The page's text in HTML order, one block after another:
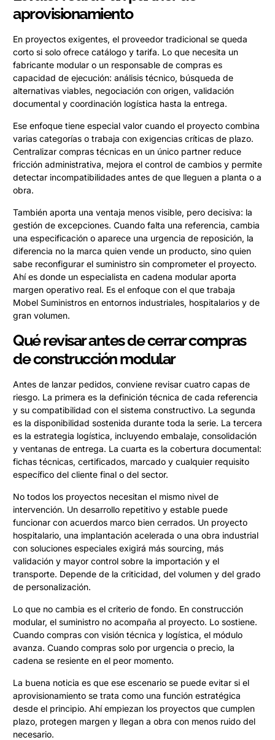
aprovisionamiento
En proyectos exigentes, el proveedor tradicional se queda
corto si solo ofrece catálogo y tarifa. Lo que necesita un
fabricante modular o un responsable de compras es
capacidad de ejecución: análisis técnico, búsqueda de
alternativas viables, negociación con origen, validación
documental y coordinación logística hasta la entrega.
Ese enfoque tiene especial valor cuando el proyecto combina
varias categorías o trabaja con exigencias críticas de plazo.
Centralizar compras técnicas en un único partner reduce
fricción administrativa, mejora el control de cambios y permite
detectar incompatibilidades antes de que lleguen a planta o a
obra.
También aporta una ventaja menos visible, pero decisiva: la
gestión de excepciones. Cuando falta una referencia, cambia
una especificación o aparece una urgencia de reposición, la
diferencia no la marca quien vende un producto, sino quien
sabe reconfigurar el suministro sin comprometer el proyecto.
Ahí es donde un especialista en cadena modular aporta
margen operativo real. Es el enfoque con el que trabaja
Mobel Suministros en entornos industriales, hospitalarios y de
gran volumen.
Qué revisar antes de cerrar compras
de construcción modular
Antes de lanzar pedidos, conviene revisar cuatro capas de
riesgo. La primera es la definición técnica de cada referencia
y su compatibilidad con el sistema constructivo. La segunda
es la disponibilidad sostenida durante toda la serie. La tercera
es la estrategia logística, incluyendo embalaje, consolidación
y ventanas de entrega. La cuarta es la cobertura documental:
fichas técnicas, certificados, marcado y cualquier requisito
específico del cliente final o del sector.
No todos los proyectos necesitan el mismo nivel de
intervención. Un desarrollo repetitivo y estable puede
funcionar con acuerdos marco bien cerrados. Un proyecto
hospitalario, una implantación acelerada o una obra industrial
con soluciones especiales exigirá más sourcing, más
validación y mayor control sobre la importación y el
transporte. Depende de la criticidad, del volumen y del grado
de personalización.
Lo que no cambia es el criterio de fondo. En construcción
modular, el suministro no acompaña al proyecto. Lo sostiene.
Cuando compras con visión técnica y logística, el módulo
avanza. Cuando compras solo por urgencia o precio, la
cadena se resiente en el peor momento.
La buena noticia es que ese escenario se puede evitar si el
aprovisionamiento se trata como una función estratégica
desde el principio. Ahí empiezan los proyectos que cumplen
plazo, protegen margen y llegan a obra con menos ruido del
necesario.